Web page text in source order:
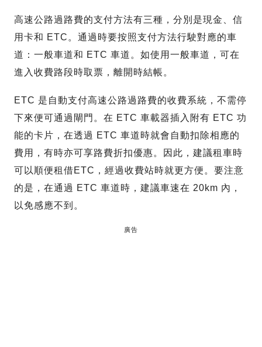
高速公路過路費的支付方法有三種，分別是現金、信
用卡和 ETC。通過時要按照支付方法行駛對應的車
道：一般車道和 ETC 車道。如使用一般車道，可在
進入收費路段時取票，離開時結帳。
ETC 是自動支付高速公路過路費的收費系統，不需停
下來便可通過閘門。在 ETC 車載器插入附有 ETC 功
能的卡片，在透過 ETC 車道時就會自動扣除相應的
費用，有時亦可享路費折扣優惠。因此，建議租車時
可以順便租借ETC，經過收費站時就更方便。要注意
的是，在通過 ETC 車道時，建議車速在 20km 內，
以免感應不到。
廣告